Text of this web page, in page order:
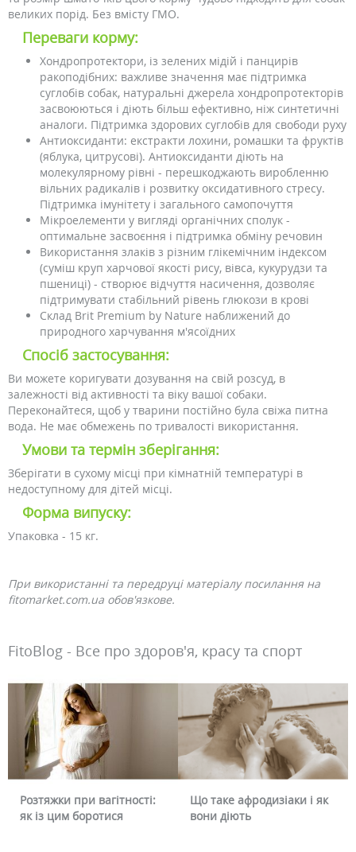
великих порід. Без вмісту ГМО.
Переваги корму:
Хондропротектори, із зелених мідій і панцирів
ракоподібних: важливе значення має підтримка
суглобів собак, натуральні джерела хондропротекторів
засвоюються і діють більш ефективно, ніж синтетичні
аналоги. Підтримка здорових суглобів для свободи руху
Антиоксиданти: екстракти лохини, ромашки та фруктів
(яблука, цитрусові). Антиоксиданти діють на
молекулярному рівні - перешкоджають виробленню
вільних радикалів і розвитку оксидативного стресу.
Підтримка імунітету і загального самопочуття
Мікроелементи у вигляді органічних сполук -
оптимальне засвоєння і підтримка обміну речовин
Використання злаків з різним глікемічним індексом
(суміш круп харчової якості рису, вівса, кукурудзи та
пшениці) - створює відчуття насичення, дозволяє
підтримувати стабільний рівень глюкози в крові
Склад Brit Premium by Nature наближений до
природного харчування м'ясоїдних
Спосіб застосування:
Ви можете коригувати дозування на свій розсуд, в
залежності від активності та віку вашої собаки.
Переконайтеся, щоб у тварини постійно була свіжа питна
вода. Не має обмежень по тривалості використання.
Умови та термін зберігання:
Зберігати в сухому місці при кімнатній температурі в
недоступному для дітей місці.
Форма випуску:
Упаковка - 15 кг.
При використанні та передруці матеріалу посилання на
fitomarket.com.ua обов'язкове.
FitoBlog - Все про здоров'я, красу та спорт
Розтяжки при вагітності:
як із цим боротися
Що таке афродизіаки і як
вони діють